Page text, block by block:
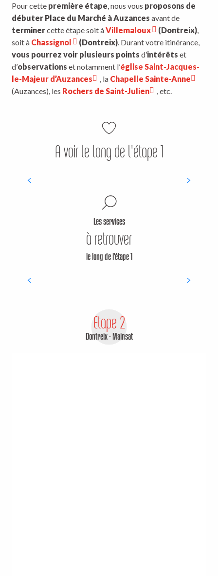
Pour cette première étape, nous vous proposons de
débuter Place du Marché à Auzances avant de
terminercette étape soit àVillemaloux (Dontreix),
soit à Chassignol (Dontreix). Durant votre itinérance,
vous pourrez voir plusieurs points d’intérêts et
d’observations et notamment l’église Saint-Jacques-
le-Majeur d’Auzances
, la Chapelle Sainte-Anne
(Auzances), les Rochers de Saint-Julien , etc.
A voir le long de l'étape 1
Les services
à retrouver
le long de l'étape 1
Intermarché Super Auzances
Etape 2
Dontreix - Mainsat